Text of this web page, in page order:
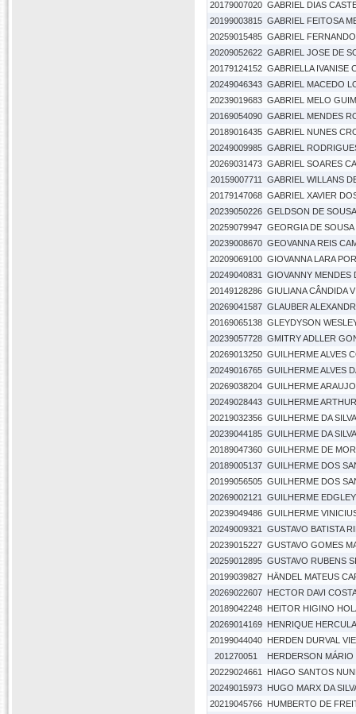
20179007020 GABRIEL DIAS
20199003815 GABRIEL FEITOSA
20259015485 GABRIEL
20209052622 GABRIEL JOSE DE
20179124152 GABRIELLA IVANISE
20249046343 GABRIEL MACEDO
20239019683 GABRIEL MELO
20169054090 GABRIEL MENDES
20189016435 GABRIEL NUNES
20249009985 GABRIEL
20269031473 GABRIEL SOARES
20159007711
GABRIEL WILLANS
20179147068 GABRIEL XAVIER
20239050226 GELDSON DE
20259079947 GEORGIA DE
20239008670 GEOVANNA REIS
20209069100 GIOVANNA LARA
20249040831
GIOVANNY MENDES
20149128286 GIULIANA CÂNDIDA
20269041587 GLAUBER
20169065138 GLEYDYSON
20239057728 GMITRY ADLLER
20269013250 GUILHERME ALVES
20249016765 GUILHERME ALVES
20269038204 GUILHERME
20249028443 GUILHERME
20219032356 GUILHERME DA
20239044185 GUILHERME DA
20189047360 GUILHERME DE
20189005137 GUILHERME DOS
20199056505 GUILHERME DOS
20269002121
GUILHERME
20239049486 GUILHERME
20249009321
GUSTAVO BATISTA
20239015227 GUSTAVO GOMES
20259012895 GUSTAVO RUBENS
20199039827 HÄNDEL MATEUS
20269022607 HECTOR DAVI
20189042248 HEITOR HIGINO
20269014169 HENRIQUE
20199044040 HERDEN DURVAL
201270051
HERDERSON
20229024661
HIAGO SANTOS
20249015973 HUGO MARX DA
20219045766 HUMBERTO DE